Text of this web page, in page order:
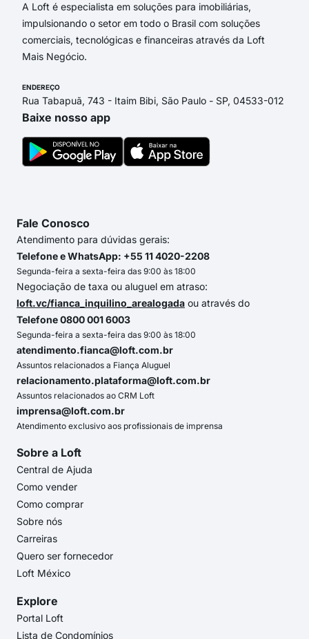
A Loft é especialista em soluções para imobiliárias,
impulsionando o setor em todo o Brasil com soluções
comerciais, tecnológicas e financeiras através da Loft
Mais Negócio.
ENDEREÇO
Rua Tabapuã, 743 - Itaim Bibi, São Paulo - SP, 04533-012
Baixe nosso app
Fale Conosco
Atendimento para dúvidas gerais:
Telefone e WhatsApp: +55 11 4020-2208
Segunda-feira a sexta-feira das 9:00 às 18:00
Negociação de taxa ou aluguel em atraso:
loft.vc/fianca_inquilino_arealogada ou através do
Telefone 0800 001 6003
Segunda-feira a sexta-feira das 9:00 às 18:00
atendimento.fianca@loft.com.br
Assuntos relacionados a Fiança Aluguel
relacionamento.plataforma@loft.com.br
Assuntos relacionados ao CRM Loft
imprensa@loft.com.br
Atendimento exclusivo aos profissionais de imprensa
Sobre a Loft
Central de Ajuda
Como vender
Como comprar
Sobre nós
Carreiras
Quero ser fornecedor
Loft México
Explore
Portal Loft
Lista de Condomínios